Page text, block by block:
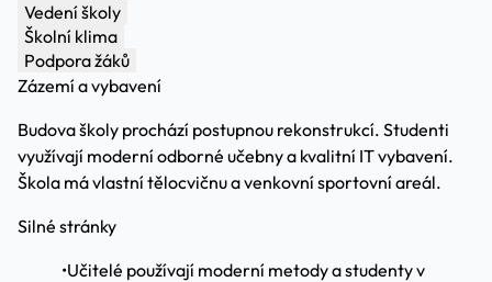
Vedení školy
Školní klima
Podpora žáků
Zázemí a vybavení
Budova školy prochází postupnou rekonstrukcí. Studenti
využívají moderní odborné učebny a kvalitní IT vybavení.
Škola má vlastní tělocvičnu a venkovní sportovní areál.
Silné stránky
•Učitelé používají moderní metody a studenty v